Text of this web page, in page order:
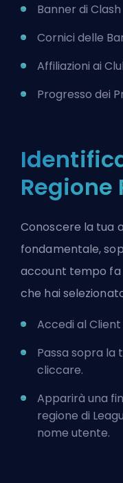
Banner di Clash
Cornici delle
Affiliazioni ai
Progresso dei
Regione
Conoscere la tua
fondamentale,
account tempo fa
che hai
Accedi al Client
Passa sopra la
cliccare.
Apparirà una
regione di
nome utente.